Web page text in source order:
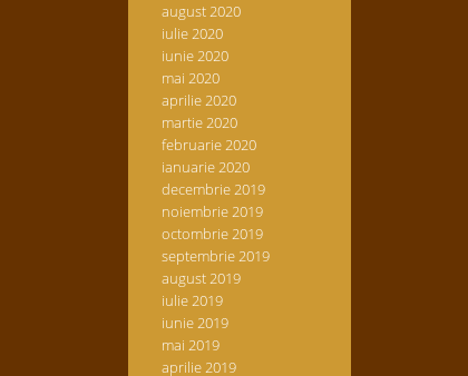
august 2020
iulie 2020
iunie 2020
mai 2020
aprilie 2020
martie 2020
februarie 2020
ianuarie 2020
decembrie 2019
noiembrie 2019
octombrie 2019
septembrie 2019
august 2019
iulie 2019
iunie 2019
mai 2019
aprilie 2019